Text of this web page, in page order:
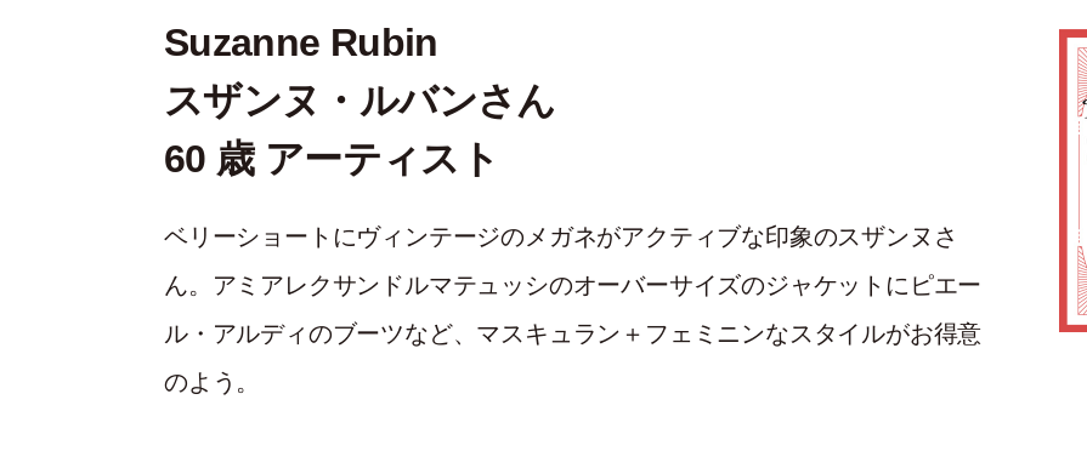
Suzanne Rubin
スザンヌ・ルバンさん
60 歳 アーティスト
ベリーショートにヴィンテージのメガネがアクティブな印象のスザンヌさ
ん。アミアレクサンドルマテュッシのオーバーサイズのジャケットにピエー
ル・アルディのブーツなど、マスキュラン＋フェミニンなスタイルがお得意
のよう。